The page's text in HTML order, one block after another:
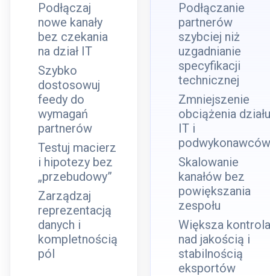
Podłączaj
nowe kanały
bez czekania
na dział IT
Szybko
dostosowuj
feedy do
wymagań
partnerów
Testuj macierz
i hipotezy bez
„przebudowy”
Zarządzaj
reprezentacją
danych i
kompletnością
pól
Podłączanie
partnerów
szybciej niż
uzgadnianie
specyfikacji
technicznej
Zmniejszenie
obciążenia działu
IT i
podwykonawców
Skalowanie
kanałów bez
powiększania
zespołu
Większa kontrola
nad jakością i
stabilnością
eksportów